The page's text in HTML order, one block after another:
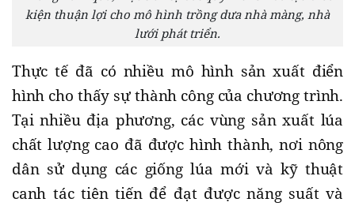
kiện thuận lợi cho mô hình trồng dưa nhà màng, nhà
lưới phát triển.
Thực tế đã có nhiều mô hình sản xuất điển
hình cho thấy sự thành công của chương trình.
Tại nhiều địa phương, các vùng sản xuất lúa
chất lượng cao đã được hình thành, nơi nông
dân sử dụng các giống lúa mới và kỹ thuật
canh tác tiên tiến để đạt được năng suất và